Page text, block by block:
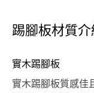
踢腳板材質介
實木踢腳板
實木踢腳板質感佳